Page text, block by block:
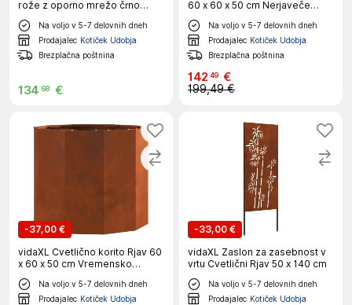
rože z oporno mrežo črno
120x120x121,5 cm PP
Na voljo v 5-7 delovnih dneh
Prodajalec Kotiček Udobja
Brezplačna poštnina
134 68 €
60 x 60 x 50 cm Nerjaveče
jeklo
Na voljo v 5-7 delovnih dneh
Prodajalec Kotiček Udobja
Brezplačna poštnina
142 49 €
199,49 €
-37,00 €
vidaXL Cvetlično korito Rjav 60
x 60 x 50 cm Vremensko
odporno jeklo
Na voljo v 5-7 delovnih dneh
Prodajalec Kotiček Udobja
-33,00 €
vidaXL Zaslon za zasebnost v
vrtu Cvetlični Rjav 50 x 140 cm
Na voljo v 5-7 delovnih dneh
Prodajalec Kotiček Udobja